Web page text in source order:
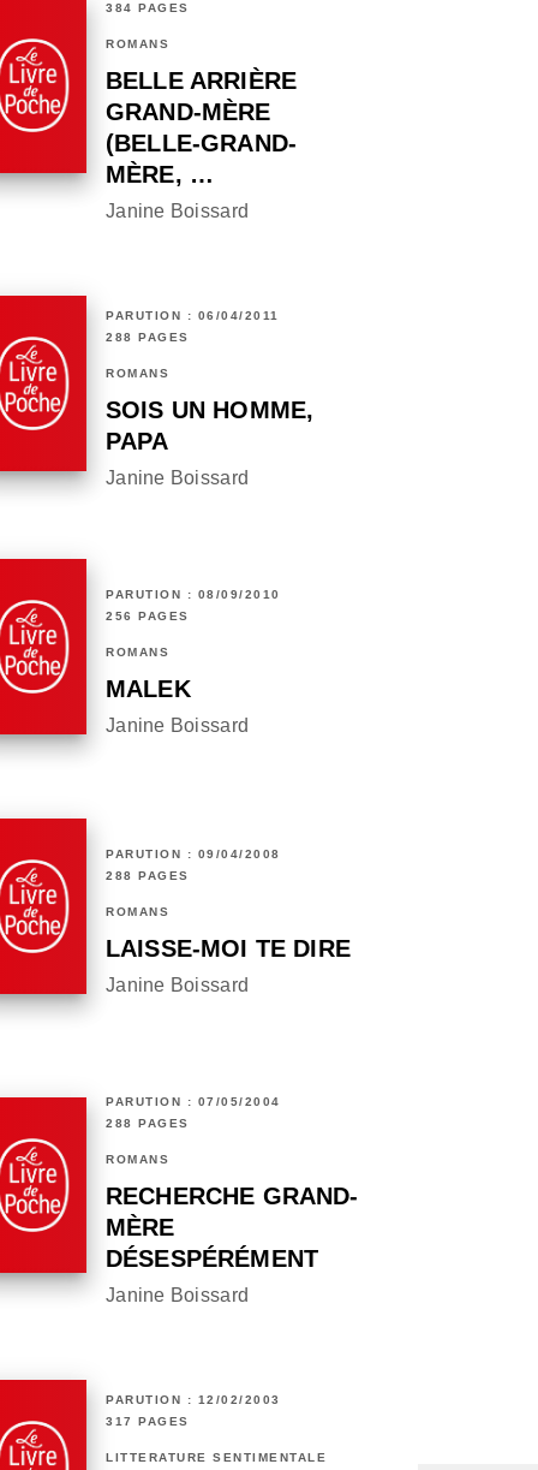
384 PAGES
ROMANS
BELLE ARRIÈRE
GRAND-MÈRE
(BELLE-GRAND-
MÈRE, …
Janine Boissard
PARUTION : 06/04/2011
288 PAGES
ROMANS
SOIS UN HOMME,
PAPA
Janine Boissard
PARUTION : 08/09/2010
256 PAGES
ROMANS
MALEK
Janine Boissard
PARUTION : 09/04/2008
288 PAGES
ROMANS
LAISSE-MOI TE DIRE
Janine Boissard
PARUTION : 07/05/2004
288 PAGES
ROMANS
RECHERCHE GRAND-
MÈRE
DÉSESPÉRÉMENT
Janine Boissard
PARUTION : 12/02/2003
317 PAGES
LITTÉRATURE SENTIMENTALE